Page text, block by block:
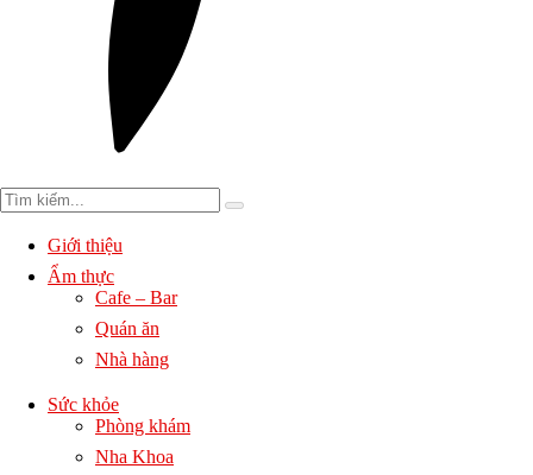
Giới thiệu
Ẩm thực
Cafe – Bar
Quán ăn
Nhà hàng
Sức khỏe
Phòng khám
Nha Khoa